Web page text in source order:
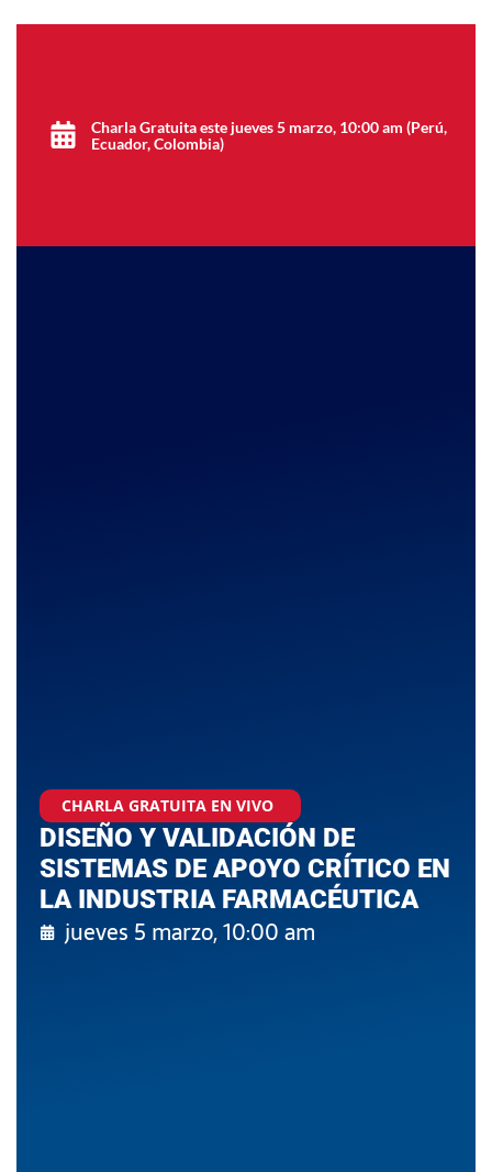
Charla Gratuita este jueves 5 marzo, 10:00 am (Perú,
Ecuador, Colombia)
CHARLA GRATUITA EN VIVO
DISEÑO Y VALIDACIÓN DE
SISTEMAS DE APOYO CRÍTICO EN
LA INDUSTRIA FARMACÉUTICA
jueves 5 marzo, 10:00 am